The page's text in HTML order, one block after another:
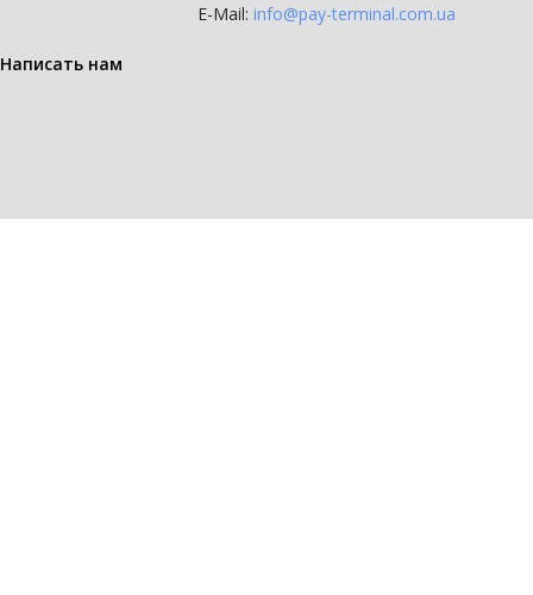
E-Mail: info@pay-terminal.com.ua
Написать нам